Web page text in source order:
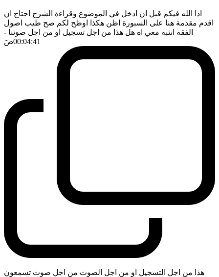
اذا الله فيكم قبل ان ادخل في الموضوع وقراءة الشرح احتاج ان
اقدم مقدمة هنا على السبورة اظن هكذا اوظح لكم صح طيب اصول
الفقه انتبه معي اه هل هذا من اجل تسجيل او من اجل صوتنا -
00:04:41ضَ
هذا من اجل التسجيل او من اجل الصوت من اجل صوت تسمعون